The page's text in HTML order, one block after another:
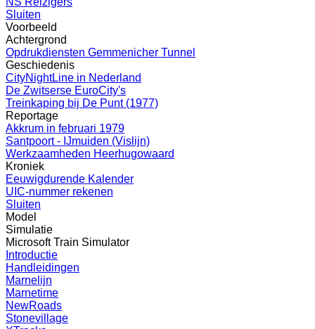
Sluiten
Voorbeeld
Achtergrond
Opdrukdiensten Gemmenicher Tunnel
Geschiedenis
CityNightLine in Nederland
De Zwitserse EuroCity's
Treinkaping bij De Punt (1977)
Reportage
Akkrum in februari 1979
Santpoort - IJmuiden (Vislijn)
Werkzaamheden Heerhugowaard
Kroniek
Eeuwigdurende Kalender
UIC-nummer rekenen
Sluiten
Model
Simulatie
Microsoft Train Simulator
Introductie
Handleidingen
Marnelijn
Marnetime
NewRoads
Stonevillage